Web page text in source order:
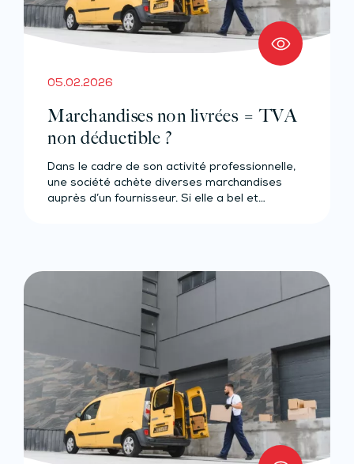
05.02.2026
Marchandises non livrées = TVA
non déductible ?
Dans le cadre de son activité professionnelle,
une société achète diverses marchandises
auprès d’un fournisseur. Si elle a bel et…